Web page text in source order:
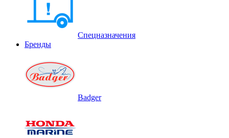
Спецназначения
Бренды
Badger